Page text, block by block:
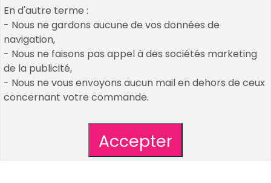
En d'autre terme :
- Nous ne gardons aucune de vos données de
navigation,
- Nous ne faisons pas appel à des sociétés marketing
de la publicité,
- Nous ne vous envoyons aucun mail en dehors de ceux
concernant votre commande.
Copyrights © 2026 All Rights Reserved by Un Air De
Fetes
Cookies & Legal Mention
nos décos et accessoires passés
CGV / CGU
Plan de site
Qui sommes nous : découvrez Un Air De Fêtes